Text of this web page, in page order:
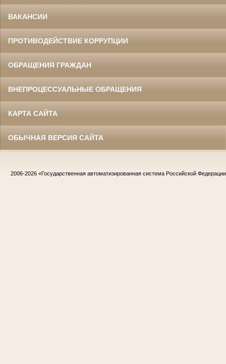
ВАКАНСИИ
ПРОТИВОДЕЙСТВИЕ КОРРУПЦИИ
ОБРАЩЕНИЯ ГРАЖДАН
ВНЕПРОЦЕССУАЛЬНЫЕ ОБРАЩЕНИЯ
КАРТА САЙТА
ОБЫЧНАЯ ВЕРСИЯ САЙТА
2006-2026 «Государственная автоматизированная система Российской